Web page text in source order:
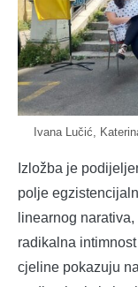
Ivana Lučić,
Izložba je
polje
linearnog
radikalna
cjeline pokazuju